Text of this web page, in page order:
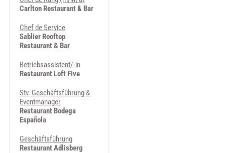
Carlton Restaurant & Bar
Chef de Service
Sablier Rooftop
Restaurant & Bar
Betriebsassistent/-in
Restaurant Loft Five
Stv. Geschäftsführung &
Eventmanager
Restaurant Bodega
Española
Geschäftsführung
Restaurant Adlisberg